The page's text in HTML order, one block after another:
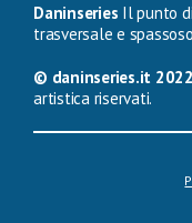
Daninseries Il punto
trasversale e
© daninseries.it
artistica riservati.